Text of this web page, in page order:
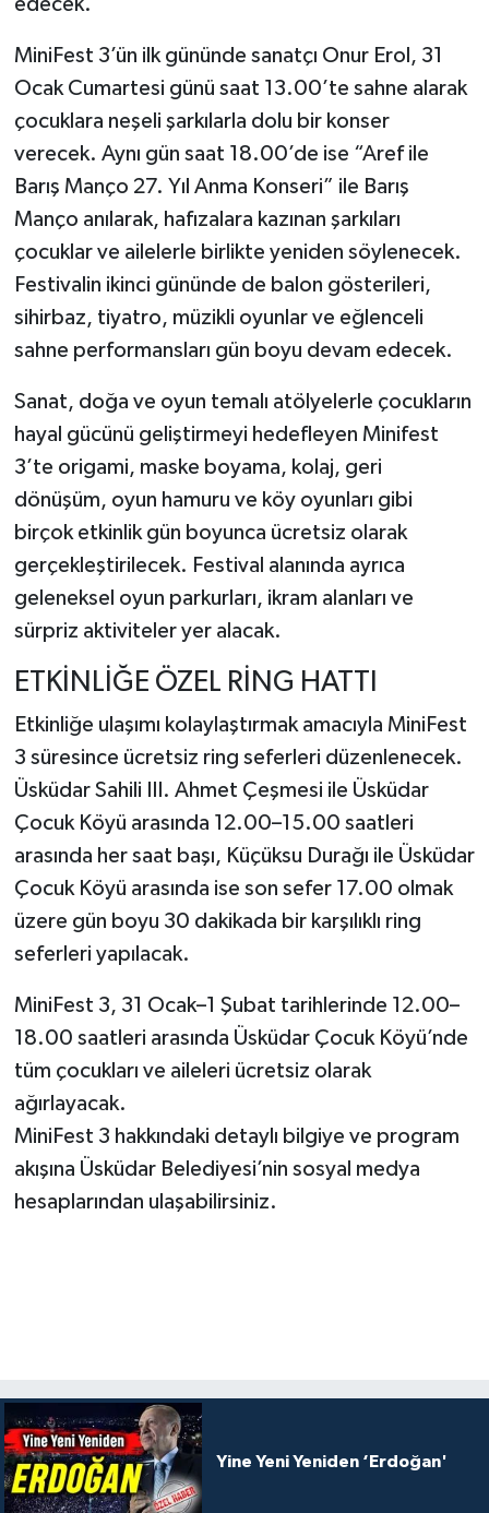
MiniFest 3’ün ilk gününde sanatçı Onur Erol, 31
Ocak Cumartesi günü saat 13.00’te sahne alarak
çocuklara neşeli şarkılarla dolu bir konser
verecek. Aynı gün saat 18.00’de ise “Aref ile
Barış Manço 27. Yıl Anma Konseri” ile Barış
Manço anılarak, hafızalara kazınan şarkıları
çocuklar ve ailelerle birlikte yeniden söylenecek.
Festivalin ikinci gününde de balon gösterileri,
sihirbaz, tiyatro, müzikli oyunlar ve eğlenceli
sahne performansları gün boyu devam edecek.
Sanat, doğa ve oyun temalı atölyelerle çocukların
hayal gücünü geliştirmeyi hedefleyen Minifest
3’te origami, maske boyama, kolaj, geri
dönüşüm, oyun hamuru ve köy oyunları gibi
birçok etkinlik gün boyunca ücretsiz olarak
gerçekleştirilecek. Festival alanında ayrıca
geleneksel oyun parkurları, ikram alanları ve
sürpriz aktiviteler yer alacak.
ETKİNLİĞE ÖZEL RİNG HATTI
Etkinliğe ulaşımı kolaylaştırmak amacıyla MiniFest
3 süresince ücretsiz ring seferleri düzenlenecek.
Üsküdar Sahili III. Ahmet Çeşmesi ile Üsküdar
Çocuk Köyü arasında 12.00–15.00 saatleri
arasında her saat başı, Küçüksu Durağı ile Üsküdar
Çocuk Köyü arasında ise son sefer 17.00 olmak
üzere gün boyu 30 dakikada bir karşılıklı ring
seferleri yapılacak.
MiniFest 3, 31 Ocak–1 Şubat tarihlerinde 12.00–
18.00 saatleri arasında Üsküdar Çocuk Köyü’nde
tüm çocukları ve aileleri ücretsiz olarak
ağırlayacak.
MiniFest 3 hakkındaki detaylı bilgiye ve program
akışına Üsküdar Belediyesi’nin sosyal medya
hesaplarından ulaşabilirsiniz.
Yine Yeni Yeniden ‘Erdoğan'